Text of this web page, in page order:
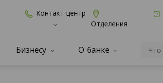
Контакт-центр
Отделения
Бизнесу О банке